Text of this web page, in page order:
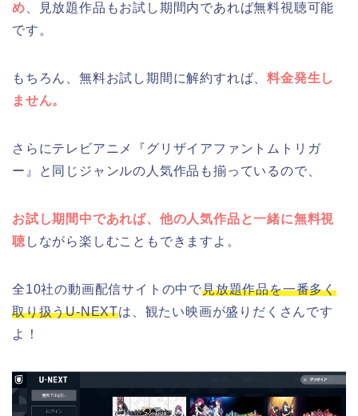
め 、見放題作品もお試し期間内であれば無料視聴可能
です。
もちろん、無料お試し期間に解約すれば、料金発生し
ません。
さらにテレビアニメ『グリザイアファントムトリガ
ー』と同じジャンルの人気作品も揃っているので、
お試し期間中であれば、他の人気作品と一緒に無料視
聴 しながら楽しむこともできますよ。
全10社の動画配信サイトの中で見放題作品を一番多く
取り扱うU-NEXTは、観たい映画が盛りだくさんです
よ！